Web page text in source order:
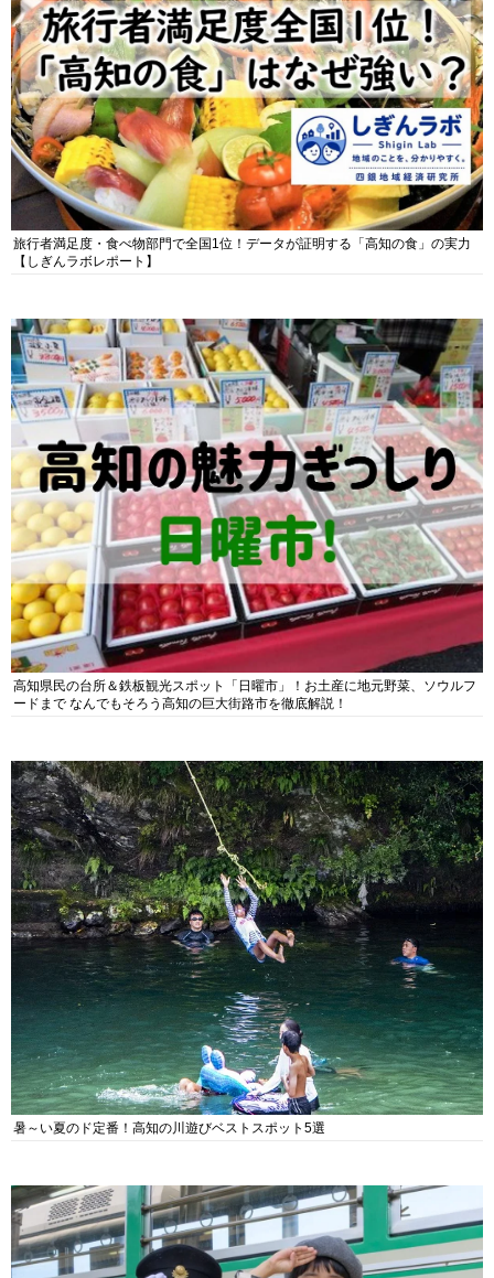
旅行者満足度・食べ物部門で全国1位！データが証明する「高知の食」の実力
【しぎんラボレポート】
高知県民の台所＆鉄板観光スポット「日曜市」！お土産に地元野菜、ソウルフ
ードまで なんでもそろう高知の巨大街路市を徹底解説！
暑～い夏のド定番！高知の川遊びベストスポット5選